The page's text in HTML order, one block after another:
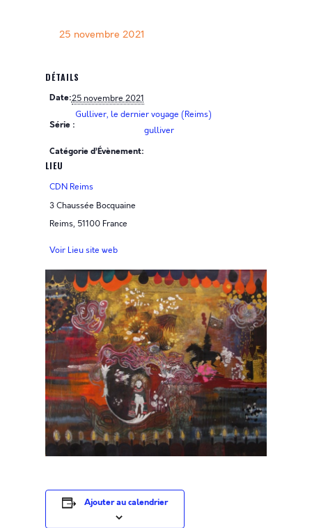
25 novembre 2021
DÉTAILS
Date:25 novembre 2021
Série :
Gulliver, le dernier voyage (Reims)
Catégorie d’Évènement:
gulliver
LIEU
CDN Reims
3 Chaussée Bocquaine
Reims, 51100 France
Voir Lieu site web
Ajouter au calendrier